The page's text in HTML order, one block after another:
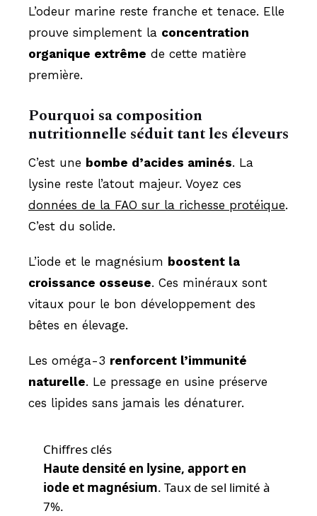
L’odeur marine reste franche et tenace. Elle
prouve simplement la concentration
organique extrême de cette matière
première.
Pourquoi sa composition
nutritionnelle séduit tant les éleveurs
C’est une bombe d’acides aminés. La
lysine reste l’atout majeur. Voyez ces
données de la FAO sur la richesse protéique.
C’est du solide.
L’iode et le magnésium boostent la
croissance osseuse. Ces minéraux sont
vitaux pour le bon développement des
bêtes en élevage.
Les oméga-3 renforcent l’immunité
naturelle. Le pressage en usine préserve
ces lipides sans jamais les dénaturer.
Chiffres clés
Haute densité en lysine, apport en
iode et magnésium. Taux de sel limité à
7%.